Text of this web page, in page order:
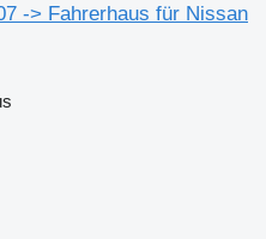
-> Fahrerhaus für Nissan